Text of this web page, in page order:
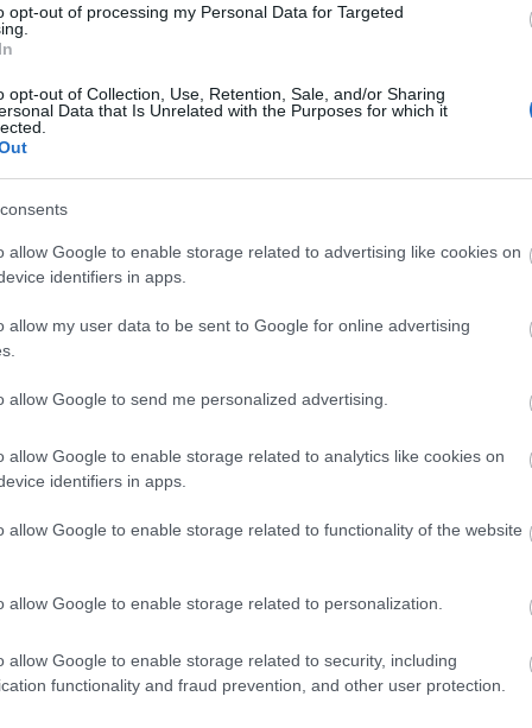
opt-out of processing my Personal Data for Targeted
opt-out of Collection, Use, Retention, Sale, and/or Sharing
Data that Is Unrelated with the Purposes for which it
allow Google to enable storage related to advertising like cookies on
identifiers in apps.
allow my user data to be sent to Google for online advertising
allow Google to send me personalized advertising.
allow Google to enable storage related to analytics like cookies on
identifiers in apps.
allow Google to enable storage related to functionality of the website
allow Google to enable storage related to personalization.
allow Google to enable storage related to security, including
functionality and fraud prevention, and other user protection.
όλα τα χρωστούμενα της εβδομάδας.Οι
τα καλά στο ποτό μόνο τις δύο αυτές ημέρες,
προβλήματα αλκοολισμού
, βλέποντας
στο σπίτι στη συναναστροφή με τα παιδιά, σύμφωνα με
του Texas στο Austin, Charles Holahan.
7 ποτά τα Σαββατόβραδα, θέτει την υγεία
που πίνει καθημερινά την ώρα του
ποσότητα , όπως εξηγεί ο Holahan. Προηγούμενες
είναι πιο επιρρεπή στον εθισμό, είναι πάνω από 30
σε ενήλικες που είναι πάνω από 65 χρονών.